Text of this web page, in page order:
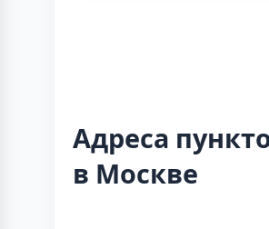
Адреса
в Москве